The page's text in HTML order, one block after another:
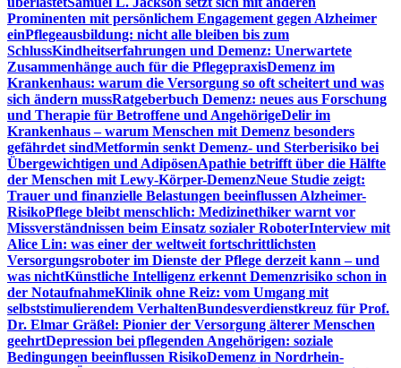
Prominenten mit persönlichem Engagement gegen Alzheimer
einPflegeausbildung: nicht alle bleiben bis zum
SchlussKindheitserfahrungen und Demenz: Unerwartete
Zusammenhänge auch für die PflegepraxisDemenz im
Krankenhaus: warum die Versorgung so oft scheitert und was
sich ändern mussRatgeberbuch Demenz: neues aus Forschung
und Therapie für Betroffene und AngehörigeDelir im
Krankenhaus – warum Menschen mit Demenz besonders
gefährdet sindMetformin senkt Demenz- und Sterberisiko bei
Übergewichtigen und AdipösenApathie betrifft über die Hälfte
der Menschen mit Lewy-Körper-DemenzNeue Studie zeigt:
Trauer und finanzielle Belastungen beeinflussen Alzheimer-
RisikoPflege bleibt menschlich: Medizinethiker warnt vor
Missverständnissen beim Einsatz sozialer RoboterInterview mit
Alice Lin: was einer der weltweit fortschrittlichsten
Versorgungsroboter im Dienste der Pflege derzeit kann – und
was nichtKünstliche Intelligenz erkennt Demenzrisiko schon in
der NotaufnahmeKlinik ohne Reiz: vom Umgang mit
selbststimulierendem VerhaltenBundesverdienstkreuz für Prof.
Dr. Elmar Gräßel: Pionier der Versorgung älterer Menschen
geehrtDepression bei pflegenden Angehörigen: soziale
Bedingungen beeinflussen RisikoDemenz in Nordrhein-